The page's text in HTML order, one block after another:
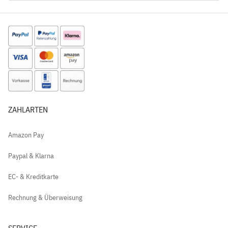
ZAHLARTEN
Amazon Pay
Paypal & Klarna
EC- & Kreditkarte
Rechnung & Überweisung